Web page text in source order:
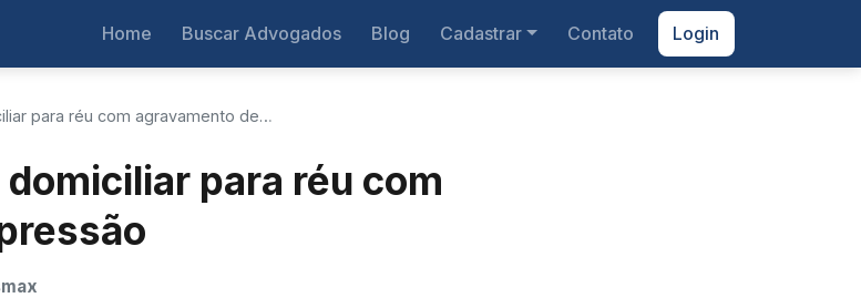
Home Buscar Advogados Blog Cadastrar Contato Login
para réu com agravamento de…
para réu com